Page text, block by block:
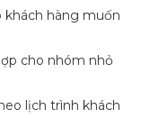
khách hàng muốn
cho nhóm nhỏ
lịch trình khách